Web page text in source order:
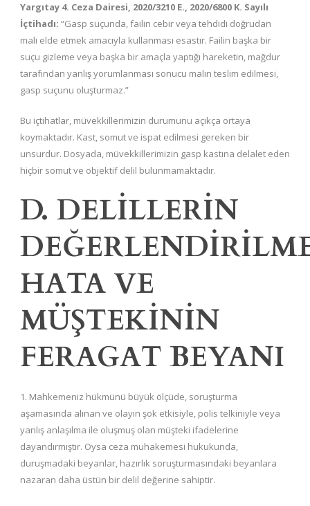
Yargıtay 4. Ceza Dairesi, 2020/3210 E., 2020/6800 K. Sayılı
İçtihadı: “Gasp suçunda, failin cebir veya tehdidi doğrudan
malı elde etmek amacıyla kullanması esastır. Failin başka bir
suçu gizleme veya başka bir amaçla yaptığı hareketin, mağdur
tarafından yanlış yorumlanması sonucu malın teslim edilmesi,
gasp suçunu oluşturmaz.”
Bu içtihatlar, müvekkillerimizin durumunu açıkça ortaya
koymaktadır. Kast, somut ve ispat edilmesi gereken bir
unsurdur. Dosyada, müvekkillerimizin gasp kastına delalet eden
hiçbir somut ve objektif delil bulunmamaktadır.
D. DELİLLERİN
HATA VE
MÜŞTEKİNİN
FERAGAT BEYANI
1. Mahkemeniz hükmünü büyük ölçüde, soruşturma
aşamasında alınan ve olayın şok etkisiyle, polis telkiniyle veya
yanlış anlaşılma ile oluşmuş olan müşteki ifadelerine
dayandırmıştır. Oysa ceza muhakemesi hukukunda,
duruşmadaki beyanlar, hazırlık soruşturmasındaki beyanlara
nazaran daha üstün bir delil değerine sahiptir.